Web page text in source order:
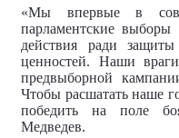
«Мы впервые в
парламентские выборы
действия ради
ценностей. Наши
предвыборной
Чтобы расшатать наше
победить на поле
Медведев.